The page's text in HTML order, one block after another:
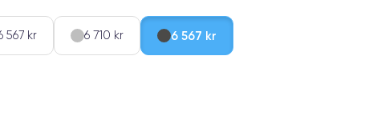
567 kr 6 710 kr 6 567 kr